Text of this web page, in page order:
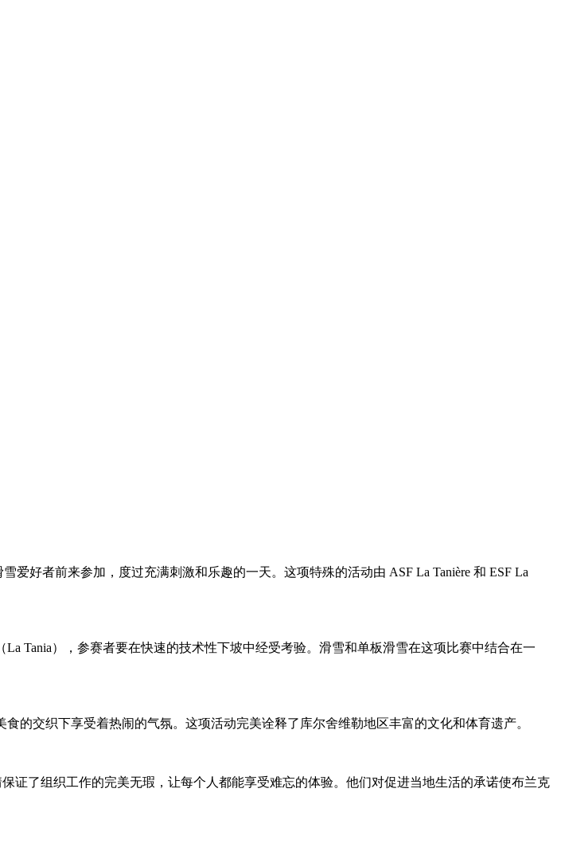
爱好者前来参加，度过充满刺激和乐趣的一天。这项特殊的活动由 ASF La Tanière 和 ESF La
Tania），参赛者要在快速的技术性下坡中经受考验。滑雪和单板滑雪在这项比赛中结合在一
的交织下享受着热闹的气氛。这项活动完美诠释了库尔舍维勒地区丰富的文化和体育遗产。
证了组织工作的完美无瑕，让每个人都能享受难忘的体验。他们对促进当地生活的承诺使布兰克